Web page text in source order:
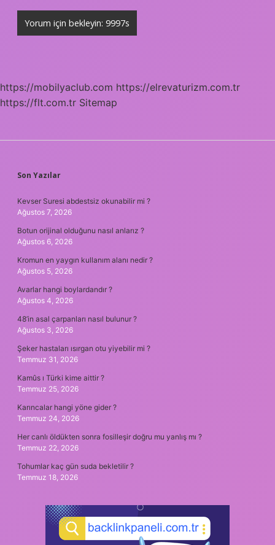
https://mobilyaclub.com https://elrevaturizm.com.tr
https://flt.com.tr Sitemap
SIDEBAR
Son Yazılar
Kevser Suresi abdestsiz okunabilir mi ?
Ağustos 7, 2026
Botun orijinal olduğunu nasıl anlarız ?
Ağustos 6, 2026
Kromun en yaygın kullanım alanı nedir ?
Ağustos 5, 2026
Avarlar hangi boylardandır ?
Ağustos 4, 2026
48’in asal çarpanları nasıl bulunur ?
Ağustos 3, 2026
Şeker hastaları ısırgan otu yiyebilir mi ?
Temmuz 31, 2026
Kamûs ı Türki kime aittir ?
Temmuz 25, 2026
Karıncalar hangi yöne gider ?
Temmuz 24, 2026
Her canlı öldükten sonra fosilleşir doğru mu yanlış mı ?
Temmuz 22, 2026
Tohumlar kaç gün suda bekletilir ?
Temmuz 18, 2026